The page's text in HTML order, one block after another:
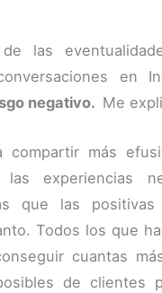
las
en
negativo. Me
compartir más
las experiencias
que las
Todos los que
cuantas
de clientes